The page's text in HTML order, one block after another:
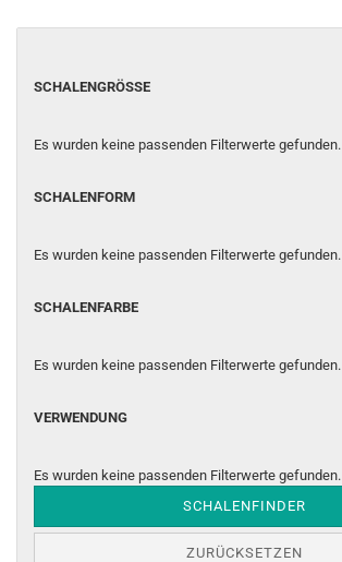
SCHALENGRÖSSE
SCHALENGRÖSSE
Es wurden keine passenden Filterwerte gefunden.
SCHALENFORM
SCHALENFORM
Es wurden keine passenden Filterwerte gefunden.
SCHALENFARBE
SCHALENFARBE
Es wurden keine passenden Filterwerte gefunden.
VERWENDUNG
VERWENDUNG
Es wurden keine passenden Filterwerte gefunden.
SCHALENFINDER
ZURÜCKSETZEN